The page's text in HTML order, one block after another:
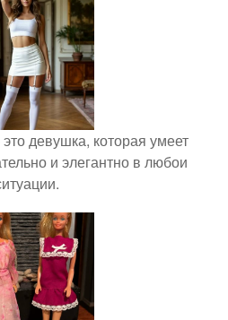
девушка, которая умеет
и элегантно в любои